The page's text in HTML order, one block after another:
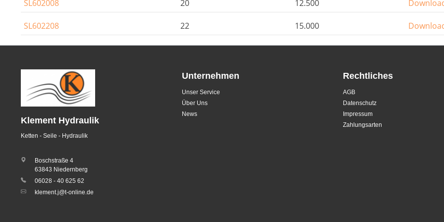
SL602008 20 12.500
SL602208 22 15.000
Klement Hydraulik
Ketten - Seile - Hydraulik
Boschstraße 4
63843 Niedernberg
06028 - 40 625 62
klement.j@t-online.de
Unternehmen
Unser Service
Über Uns
News
Rechtliches
AGB
Datenschutz
Impressum
Zahlungsarten